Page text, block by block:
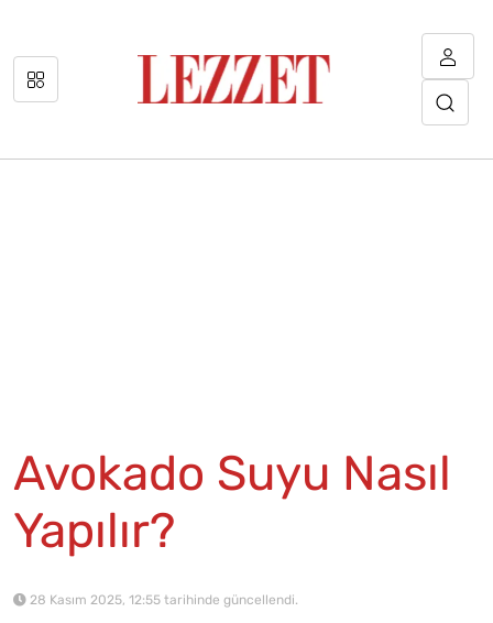
Avokado Suyu Nasıl
Yapılır?
28 Kasım 2025, 12:55 tarihinde güncellendi.